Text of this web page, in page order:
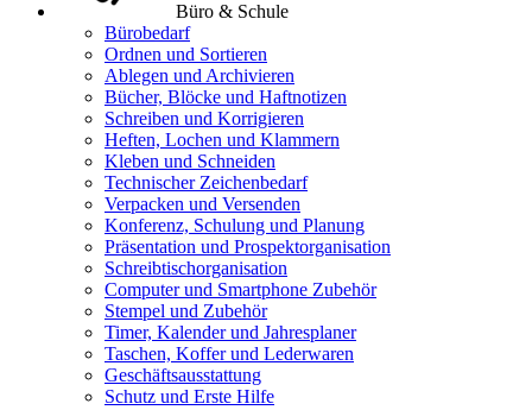
Büro & Schule
Bürobedarf
Ordnen und Sortieren
Ablegen und Archivieren
Bücher, Blöcke und Haftnotizen
Schreiben und Korrigieren
Heften, Lochen und Klammern
Kleben und Schneiden
Technischer Zeichenbedarf
Verpacken und Versenden
Konferenz, Schulung und Planung
Präsentation und Prospektorganisation
Schreibtischorganisation
Computer und Smartphone Zubehör
Stempel und Zubehör
Timer, Kalender und Jahresplaner
Taschen, Koffer und Lederwaren
Geschäftsausstattung
Schutz und Erste Hilfe